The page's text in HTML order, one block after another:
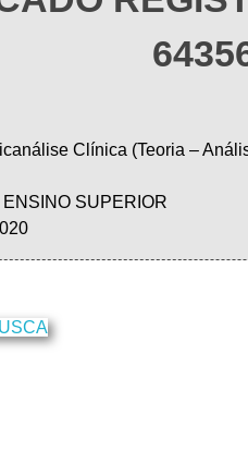
Clínica (Teoria –
ENSINO SUPERIOR